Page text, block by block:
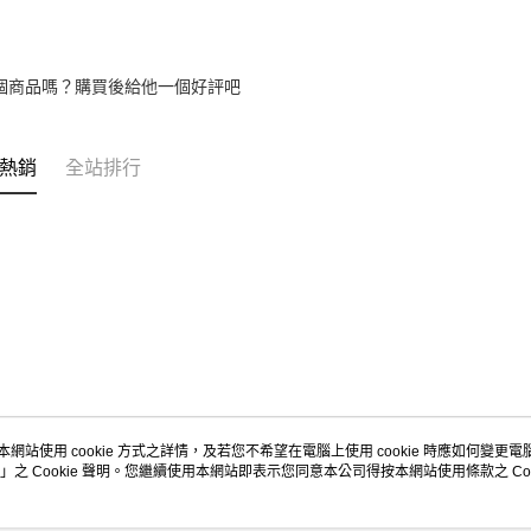
商品嗎？購買後給他一個好評吧
銷 全站排行
關於我們 客服資訊
網站使用 cookie 方式之詳情，及若您不希望在電腦上使用 cookie 時應如何變更電
」之 Cookie 聲明。您繼續使用本網站即表示您同意本公司得按本網站使用條款之